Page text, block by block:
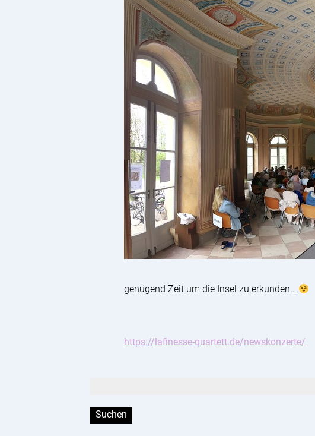
genügend Zeit um die Insel zu erkunden…
https://lafinesse-quartett.de/newskonzerte/